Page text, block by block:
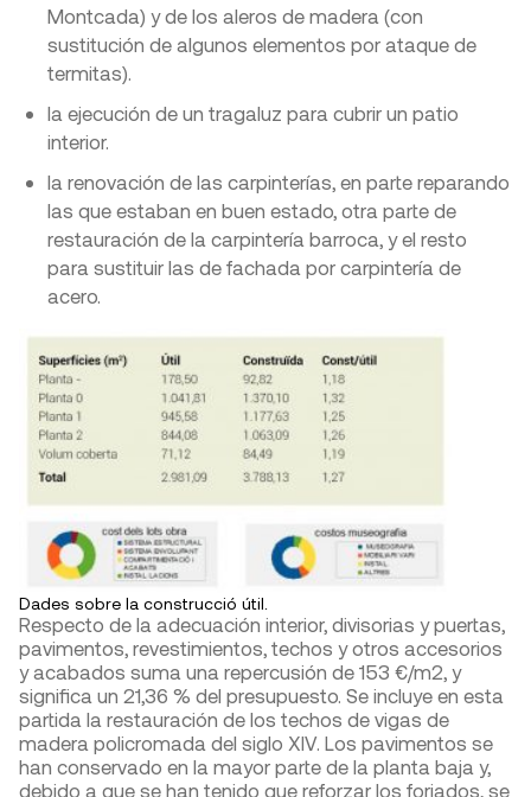
Montcada) y de los aleros de madera (con
sustitución de algunos elementos por ataque de
termitas).
la ejecución de un tragaluz para cubrir un patio
interior.
la renovación de las carpinterías, en parte reparando
las que estaban en buen estado, otra parte de
restauración de la carpintería barroca, y el resto
para sustituir las de fachada por carpintería de
acero.
Dades sobre la construcció útil.
Respecto de la adecuación interior, divisorias y puertas,
pavimentos, revestimientos, techos y otros accesorios
y acabados suma una repercusión de 153 €/m2 , y
significa un 21,36 % del presupuesto. Se incluye en esta
partida la restauración de los techos de vigas de
madera policromada del siglo XIV. Los pavimentos se
han conservado en la mayor parte de la planta baja y,
debido a que se han tenido que reforzar los forjados, se